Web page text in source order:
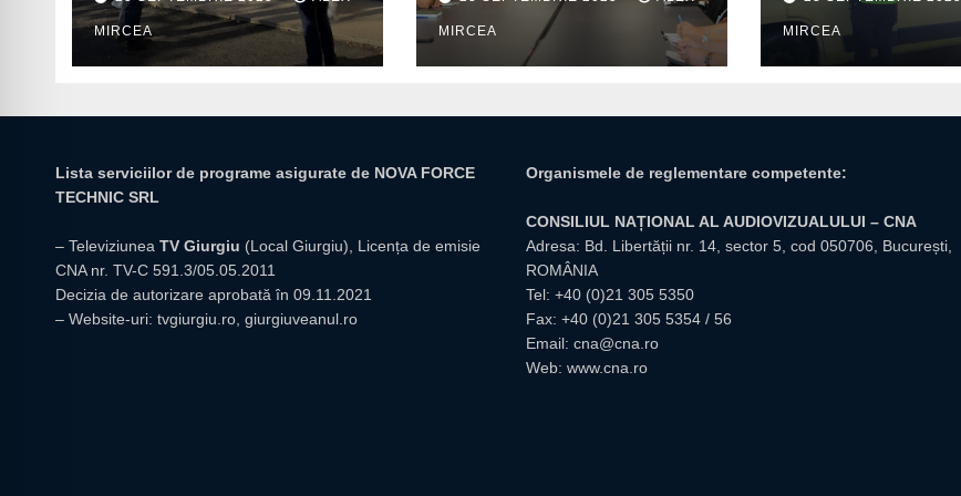
MIRCEA
prioritate pentru
instituțiile publice
giurgiuvene
MIRCEA
trafic
MIRCEA
Lista serviciilor de programe asigurate de NOVA FORCE
TECHNIC SRL
– Televiziunea TV Giurgiu (Local Giurgiu), Licența de emisie
CNA nr. TV-C 591.3/05.05.2011
Decizia de autorizare aprobată în 09.11.2021
– Website-uri: tvgiurgiu.ro giurgiuveanul.ro
Organismele de reglementare competente:
CONSILIUL NAȚIONAL AL AUDIOVIZUALULUI – CNA
Adresa: Bd. Libertății nr. 14, sector 5, cod 050706, București,
ROMÂNIA
Tel: +40 (0)21 305 5350
Fax: +40 (0)21 305 5354 / 56
Email: cna@cna.ro
Web: www.cna.ro